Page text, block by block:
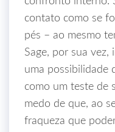
contato como se
pés – ao mesmo
Sage, por sua
uma possibilidade
como um teste de
medo de que, ao
fraqueza que